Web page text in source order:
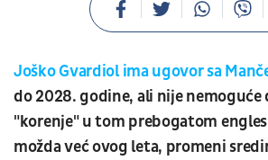
Joško Gvardiolima ugovor sa
do 2028. godine, ali nije nemoguće
"korenje" u tom prebogatom
možda već ovog leta, promeni